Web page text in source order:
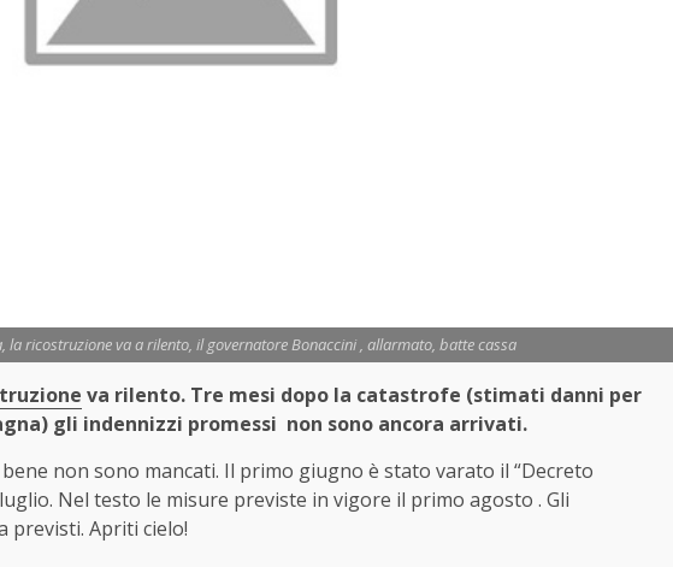
la ricostruzione va a rilento, il governatore Bonaccini , allarmato, batte cassa
va rilento. Tre mesi dopo la catastrofe (stimati danni per
gli indennizzi promessi non sono ancora arrivati.
non sono mancati. Il primo giugno è stato varato il “Decreto
Nel testo le misure previste in vigore il primo agosto . Gli
previsti. Apriti cielo!